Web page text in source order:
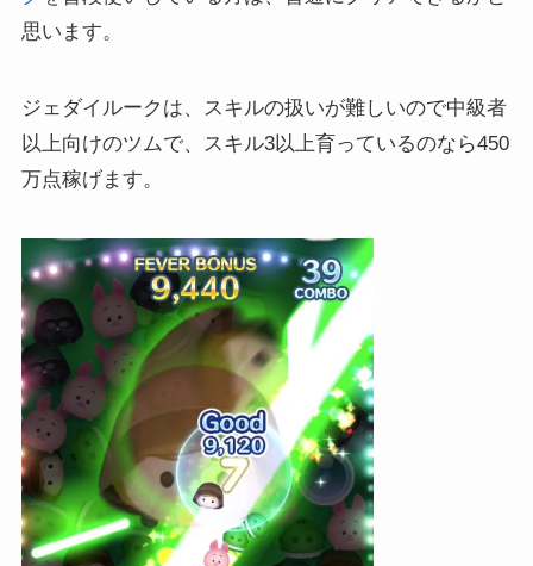
思います。
ジェダイルークは、スキルの扱いが難しいので中級者
以上向けのツムで、スキル3以上育っているのなら450
万点稼げます。